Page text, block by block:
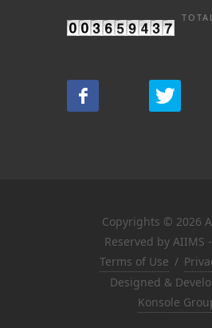
Copyrights © 2026
Reserved by AIIMS
Terms of Use /
Designed &
Konsole